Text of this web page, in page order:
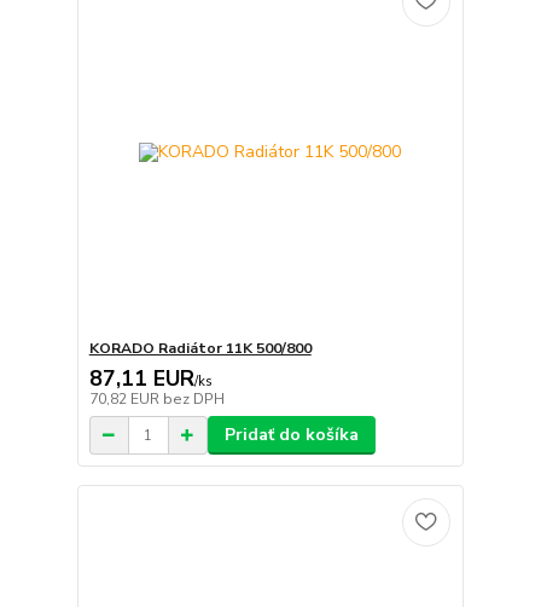
KORADO Radiátor 11K 500/800
87,11 EUR/ks
70,82 EUR bez DPH
Pridať do košíka